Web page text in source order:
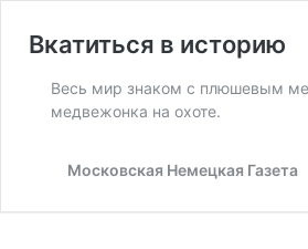
Вкатиться в историю
Весь мир знаком с плюшевым
медвежонка на охоте.
Московская Немецкая Газета